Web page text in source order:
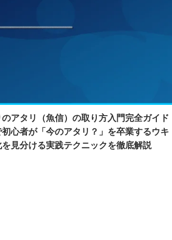
アタリ（魚信）の取り方入門完全ガイド
初心者が「今のアタリ？」を卒業するウ
を見分ける実践テクニックを徹底解説